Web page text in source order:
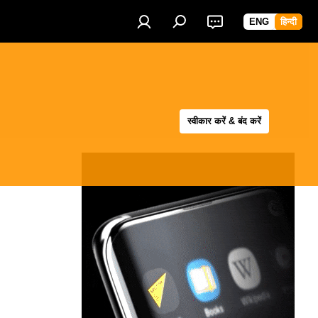
ENG हिन्दी
स्वीकार करें & बंद करें